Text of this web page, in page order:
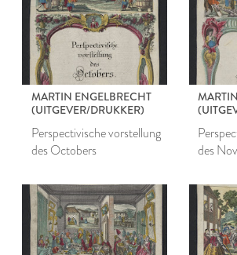
MARTIN ENGELBRECHT
(UITGEVER/DRUKKER)
Perspectivische vorstellung
des Octobers
des